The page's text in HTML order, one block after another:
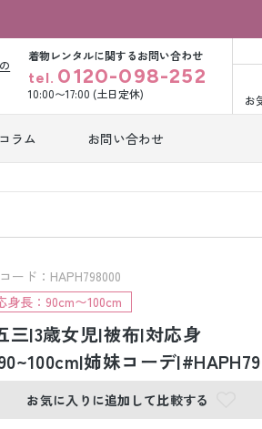
着物レンタルに関するお問い合わせ
tel. 0120-098-252
10:00〜17:00 (土日定休) お
ラム お問い合わせ
産着レンタル
タル
色打掛&紋付袴
レンタル
ード：HAPH798000
身長：90cm〜100cm
三|3歳女児|被布|対応身
姉妹コーデ
お気に入りに追加して比較する